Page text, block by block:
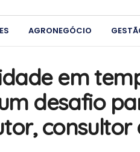
AGRONEGÓCIO
em
desafio